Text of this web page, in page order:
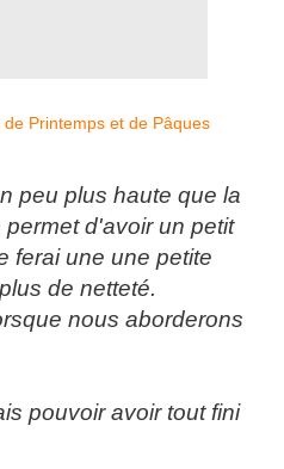
peu plus haute que la
d'avoir un petit
ferai une une petite
de netteté.
nous aborderons
pouvoir avoir tout fini